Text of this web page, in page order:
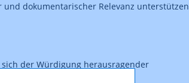
dokumentarischer Relevanz unterstützen
der Würdigung herausragender
verschrieben hat. Neben